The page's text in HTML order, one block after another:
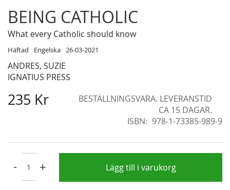
BEING CATHOLIC
What every Catholic should know
Häftad Engelska 26-03-2021
ANDRES, SUZIE
IGNATIUS PRESS
235 Kr
BESTÄLLNINGSVARA. LEVERANSTID
CA 15 DAGAR.
ISBN
978-1-73385-989-9
- + Lägg till i varukorg
Skip
to
the
of
the
images